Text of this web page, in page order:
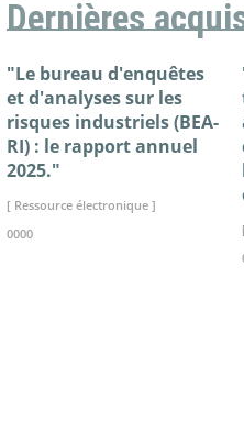
Dernières
"Le bureau d'enquêtes
et d'analyses sur les
risques industriels (BEA-
RI) : le rapport annuel
2025."
[ Ressource électronique ]
0000